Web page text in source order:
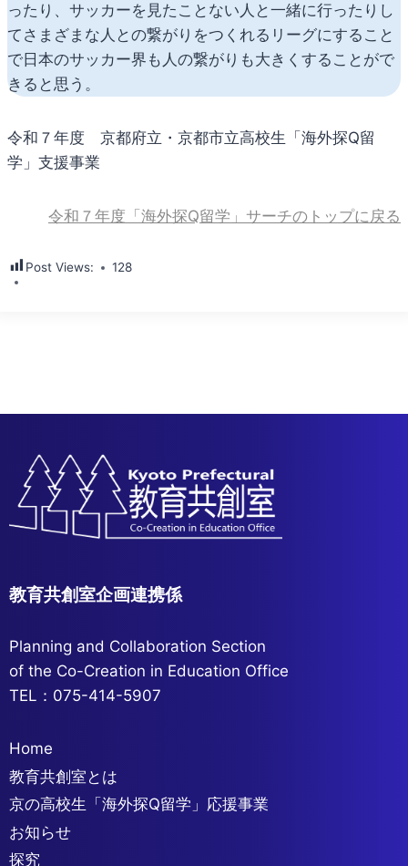
ったり、サッカーを見たことない人と一緒に行ったりし
てさまざまな人との繋がりをつくれるリーグにすること
で日本のサッカー界も人の繋がりも大きくすることがで
きると思う。
令和７年度 京都府立・京都市立高校生「海外探Q留
学」支援事業
令和７年度「海外探Q留学」サーチのトップに戻る
Post Views: 128
教育共創室企画連携係
Planning and Collaboration Section
of the Co-Creation in Education Office
TEL：075-414-5907
Home
教育共創室とは
京の高校生「海外探Q留学」応援事業
お知らせ
探究